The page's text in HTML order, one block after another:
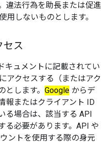
違法行為を助長または促進
用しないものとします。
セス
キュメントに記載されてい
アクセスする（またはアク
とします。 Google からデ
報またはクライアント ID
る場合は、該当する API
る必要があります。API や
ントを使用する際の身元